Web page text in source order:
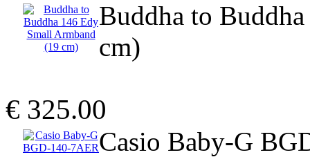
Buddha to
cm)
€ 325.00
Casio Baby-G